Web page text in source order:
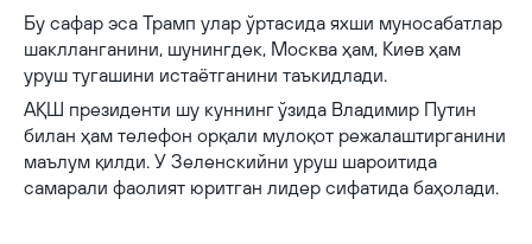
Бу сафар эса Трамп улар ўртасида яхши муносабатлар
шаклланганини, шунингдек, Москва ҳам, Киев ҳам
уруш тугашини истаётганини таъкидлади.
АҚШ президенти шу куннинг ўзида Владимир Путин
билан ҳам телефон орқали мулоқот режалаштирганини
маълум қилди. У Зеленскийни уруш шароитида
самарали фаолият юритган лидер сифатида баҳолади.